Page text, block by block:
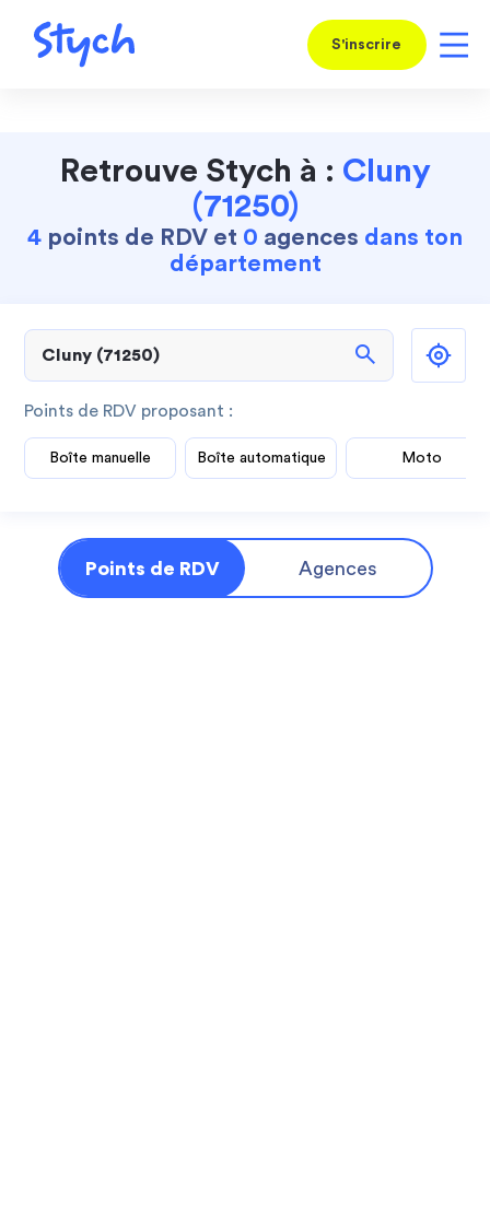
S'inscrire
Retrouve Stych à : Cluny
(71250)
4 points de RDV et 0 agences dans ton
département
search
Points de RDV proposant :
Boîte manuelle Boîte automatique Moto
Points de RDV Agences